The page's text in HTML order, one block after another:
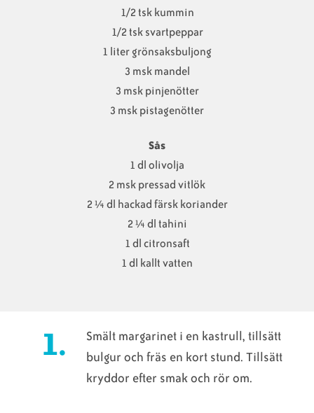
1/2 tsk kummin
1/2 tsk svartpeppar
1 liter grönsaksbuljong
3 msk mandel
3 msk pinjenötter
3 msk pistagenötter
Sås
1 dl olivolja
2 msk pressad vitlök
2 ¼ dl hackad färsk koriander
2 ¼ dl tahini
1 dl citronsaft
1 dl kallt vatten
Smält margarinet i en kastrull, tillsätt
bulgur och fräs en kort stund. Tillsätt
kryddor efter smak och rör om.